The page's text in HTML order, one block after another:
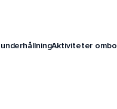
Aktiviteter